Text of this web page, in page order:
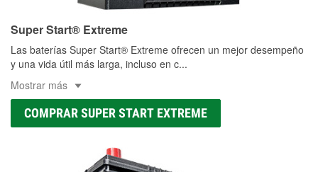
Super Start® Extreme
Las baterías Super Start® Extreme ofrecen un mejor desempeño
y una vida útil más larga, incluso en c...
Mostrar más
COMPRAR SUPER START EXTREME